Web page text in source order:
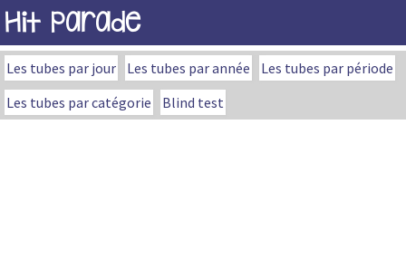
Hit Parade
Les tubes par jour Les tubes par année
Les tubes par période
Les tubes par catégorie
Blind test